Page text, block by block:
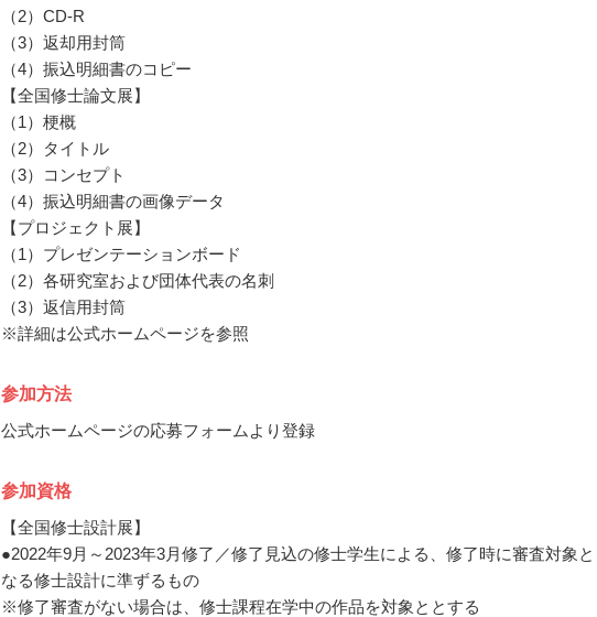
（2）CD-R
（3）返却用封筒
（4）振込明細書のコピー
【全国修士論文展】
（1）梗概
（2）タイトル
（3）コンセプト
（4）振込明細書の画像データ
【プロジェクト展】
（1）プレゼンテーションボード
（2）各研究室および団体代表の名刺
（3）返信用封筒
※詳細は公式ホームページを参照
参加方法
公式ホームページの応募フォームより登録
参加資格
【全国修士設計展】
●2022年9月～2023年3月修了／修了見込の修士学生による、修了時に審査対象と
なる修士設計に準ずるもの
※修了審査がない場合は、修士課程在学中の作品を対象ととする